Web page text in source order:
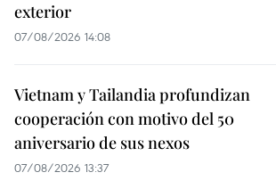
exterior
07/08/2026 14:08
Vietnam y Tailandia profundizan
cooperación con motivo del 50
aniversario de sus nexos
07/08/2026 13:37